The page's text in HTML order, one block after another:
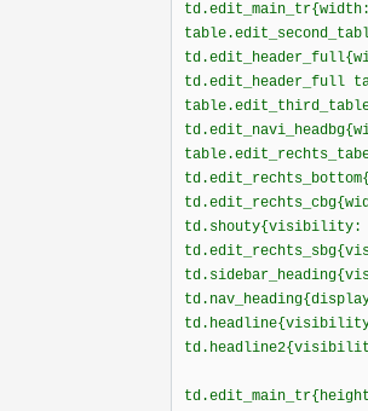
td.edit_header_full
td.shouty{visibility: